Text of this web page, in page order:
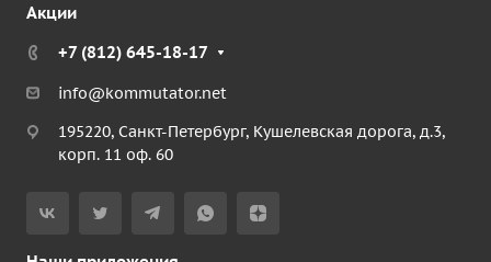
Акции
+7 (812) 645-18-17
info@kommutator.net
195220, Санкт-Петербург, Кушелевская дорога, д.3,
корп. 11 оф. 60